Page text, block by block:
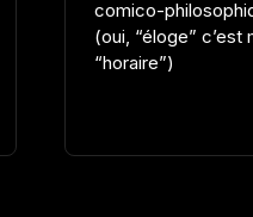
comico-
(oui, “éloge”
“horaire”)